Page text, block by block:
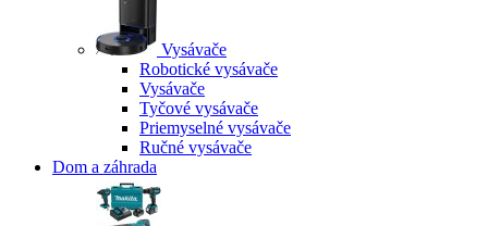
Vysávače
Robotické vysávače
Vysávače
Tyčové vysávače
Priemyselné vysávače
Ručné vysávače
Dom a záhrada